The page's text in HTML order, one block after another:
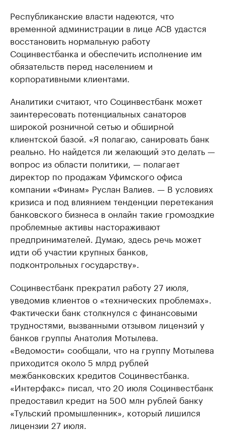
Республиканские власти надеются, что
временной администрации в лице АСВ удастся
восстановить нормальную работу
Социнвестбанка и обеспечить исполнение им
обязательств перед населением и
корпоративными клиентами.
Аналитики считают, что Социнвестбанк может
заинтересовать потенциальных санаторов
широкой розничной сетью и обширной
клиентской базой. «Я полагаю, санировать банк
реально. Но найдется ли желающий это делать —
вопрос из области политики, — полагает
директор по продажам Уфимского офиса
компании «Финам» Руслан Валиев. — В условиях
кризиса и под влиянием тенденции перетекания
банковского бизнеса в онлайн такие громоздкие
проблемные активы настораживают
предпринимателей. Думаю, здесь речь может
идти об участии крупных банков,
подконтрольных государству».
Социнвестбанк прекратил работу 27 июля,
уведомив клиентов о «технических проблемах».
Фактически банк столкнулся с финансовыми
трудностями, вызванными отзывом лицензий у
банков группы Анатолия Мотылева.
«Ведомости» сообщали, что на группу Мотылева
приходится около 5 млрд рублей
межбанковских кредитов Социнвестбанка.
«Интерфакс» писал, что 20 июля Социнвестбанк
предоставил кредит на 500 млн рублей банку
«Тульский промышленник», который лишился
лицензии 27 июля.